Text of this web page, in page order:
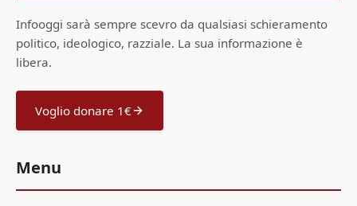
Infooggi sarà sempre scevro da qualsiasi schieramento
politico, ideologico, razziale. La sua informazione è
libera.
Voglio donare 1€
Menu